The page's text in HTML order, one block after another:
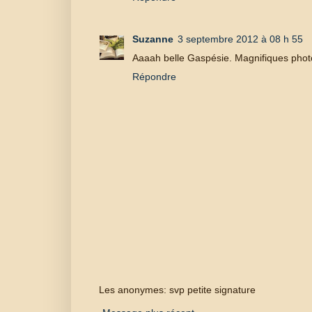
Suzanne 3 septembre 2012 à 08 h 55
Aaaah belle Gaspésie. Magnifiques
Répondre
Les anonymes: svp petite signature